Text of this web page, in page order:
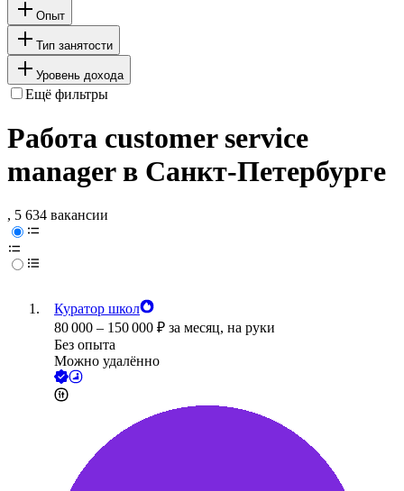
Опыт
Тип занятости
Уровень дохода
Ещё фильтры
Работа customer service
manager в Санкт-Петербурге
, 5 634 вакансии
Куратор школ
80 000 – 150 000 ₽ за месяц, на руки
Без опыта
Можно удалённо